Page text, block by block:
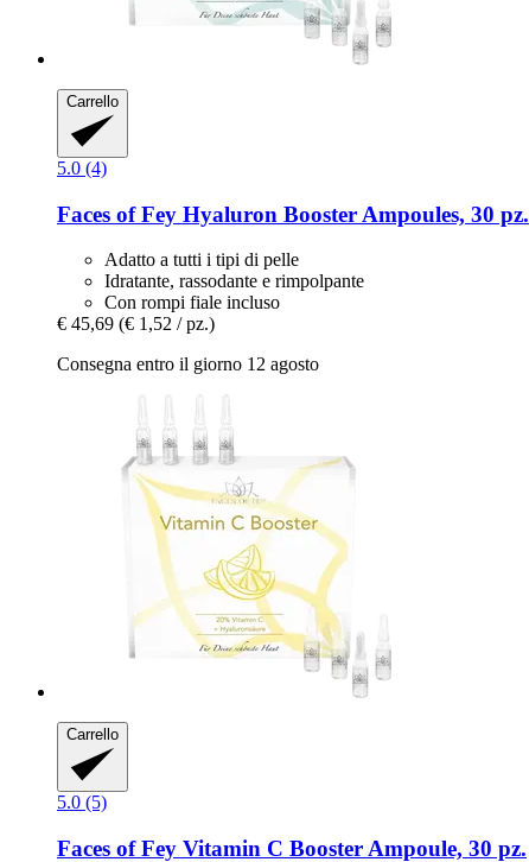
Carrello
5.0 (4)
Faces of Fey Hyaluron Booster Ampoules, 30 pz.
Adatto a tutti i tipi di pelle
Idratante, rassodante e rimpolpante
Con rompi fiale incluso
€ 45,69 (€ 1,52 / pz.)
Consegna entro il giorno 12 agosto
Carrello
5.0 (5)
Faces of Fey Vitamin C Booster Ampoule, 30 pz.